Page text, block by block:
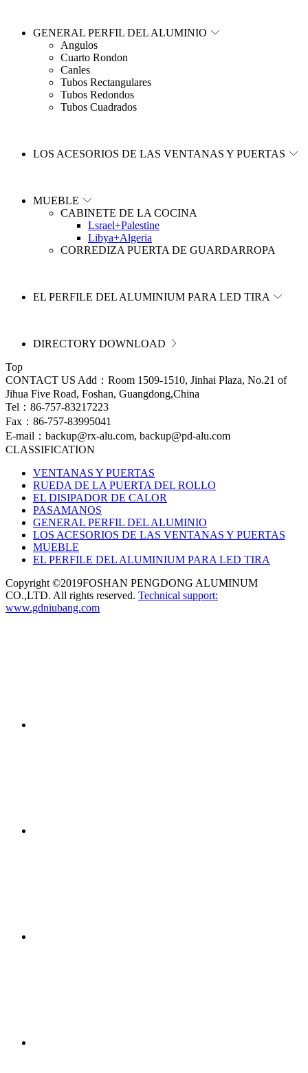
GENERAL PERFIL DEL ALUMINIO
Angulos
Cuarto Rondon
Canles
Tubos Rectangulares
Tubos Redondos
Tubos Cuadrados
LOS ACESORIOS DE LAS VENTANAS Y PUERTAS
MUEBLE
CABINETE DE LA COCINA
Lsrael+Palestine
Libya+Algeria
CORREDIZA PUERTA DE GUARDARROPA
EL PERFILE DEL ALUMINIUM PARA LED TIRA
DIRECTORY DOWNLOAD
Top
CONTACT US Add：Room 1509-1510, Jinhai Plaza, No.21 of
Jihua Five Road, Foshan, Guangdong,China
Tel：86-757-83217223
Fax：86-757-83995041
E-mail：backup@rx-alu.com, backup@pd-alu.com
CLASSIFICATION
VENTANAS Y PUERTAS
RUEDA DE LA PUERTA DEL ROLLO
EL DISIPADOR DE CALOR
PASAMANOS
GENERAL PERFIL DEL ALUMINIO
LOS ACESORIOS DE LAS VENTANAS Y PUERTAS
MUEBLE
EL PERFILE DEL ALUMINIUM PARA LED TIRA
Copyright ©2019FOSHAN PENGDONG ALUMINUM
CO.,LTD. All rights reserved. Technical support:
www.gdniubang.com